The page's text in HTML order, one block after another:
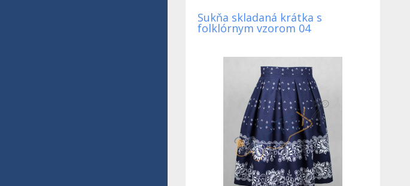
Sukňa skladaná krátka s
folklórnym vzorom 04